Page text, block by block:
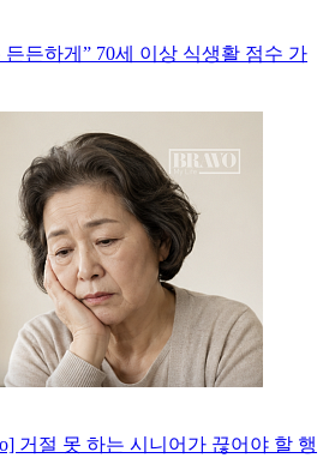
든든하게” 70세 이상 식생활 점수 가
거절 못 하는 시니어가 끊어야 할 행